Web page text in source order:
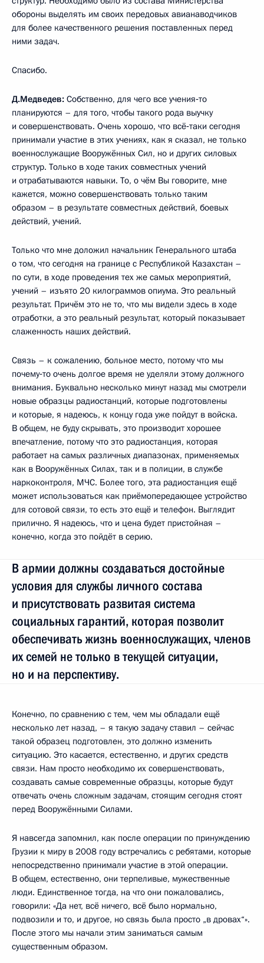
обороны выделять им своих передовых авианаводчиков
для более качественного решения поставленных перед
ними задач.
Спасибо.
Д.Медведев: Собственно, для чего все учения‑то
планируются – для того, чтобы такого рода выучку
и совершенствовать. Очень хорошо, что всё‑таки сегодня
принимали участие в этих учениях, как я сказал, не только
военнослужащие Вооружённых Сил, но и других силовых
структур. Только в ходе таких совместных учений
и отрабатываются навыки. То, о чём Вы говорите, мне
кажется, можно совершенствовать только таким
образом – в результате совместных действий, боевых
действий, учений.
Только что мне доложил начальник Генерального штаба
о том, что сегодня на границе с Республикой Казахстан –
по сути, в ходе проведения тех же самых мероприятий,
учений – изъято 20 килограммов опиума. Это реальный
результат. Причём это не то, что мы видели здесь в ходе
отработки, а это реальный результат, который показывает
слаженность наших действий.
Связь – к сожалению, больное место, потому что мы
почему‑то очень долгое время не уделяли этому должного
внимания. Буквально несколько минут назад мы смотрели
новые образцы радиостанций, которые подготовлены
и которые, я надеюсь, к концу года уже пойдут в войска.
В общем, не буду скрывать, это производит хорошее
впечатление, потому что это радиостанция, которая
работает на самых различных диапазонах, применяемых
как в Вооружённых Силах, так и в полиции, в службе
наркоконтроля, МЧС. Более того, эта радиостанция ещё
может использоваться как приёмопередающее устройство
для сотовой связи, то есть это ещё и телефон. Выглядит
прилично. Я надеюсь, что и цена будет пристойная –
конечно, когда это пойдёт в серию.
В армии должны создаваться достойные
условия для службы личного состава
и присутствовать развитая система
социальных гарантий, которая позволит
обеспечивать жизнь военнослужащих, членов
их семей не только в текущей ситуации,
но и на перспективу.
Конечно, по сравнению с тем, чем мы обладали ещё
несколько лет назад, – я такую задачу ставил – сейчас
такой образец подготовлен, это должно изменить
ситуацию. Это касается, естественно, и других средств
связи. Нам просто необходимо их совершенствовать,
создавать самые современные образцы, которые будут
отвечать очень сложным задачам, стоящим сегодня стоят
перед Вооружёнными Силами.
Я навсегда запомнил, как после операции по принуждению
Грузии к миру в 2008 году встречались с ребятами, которые
непосредственно принимали участие в этой операции.
В общем, естественно, они терпеливые, мужественные
люди. Единственное тогда, на что они пожаловались,
говорили: «Да нет, всё ничего, всё было нормально,
подвозили и то, и другое, но связь была просто „в дровах“».
После этого мы начали этим заниматься самым
существенным образом.